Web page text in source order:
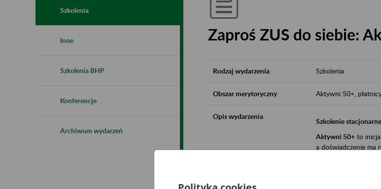
Szkolenia
Inne
Szkolenia BHP
Konferencje
Archiwum wydarzeń
Zaproś ZUS do siebie:
Rodzaj wydarzenia Szkolenia
Obszar merytoryczny Aktywni 50+,
Opis wydarzenia
Szkolenie
Aktywni 50+to
a doświadczenie ma
promocja
zachęcanie do